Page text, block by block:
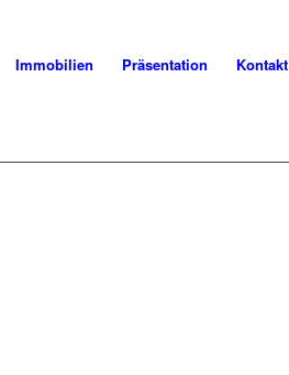
Immobilien Präsentation Kontakt